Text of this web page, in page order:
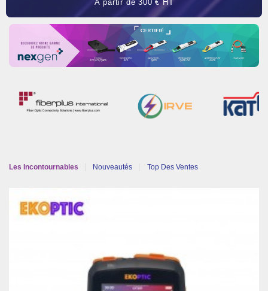
À partir de 300 € HT
Les Incontournables Nouveautés Top Des Ventes